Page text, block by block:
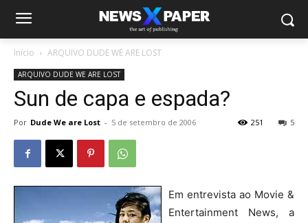
Início ARQUIVO DUDE WE ARE LOST
ARQUIVO DUDE WE ARE LOST
Sun de capa e espada?
Por Dude We are Lost - 5 de setembro de 2006 5
251
Em entrevista ao Movie &
Entertainment News, a